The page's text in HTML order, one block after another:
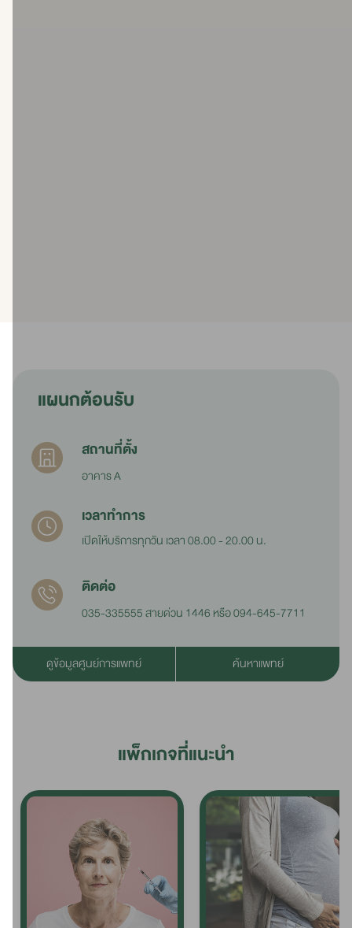
แผนกต้อนรับ
สถานที่ตั้ง
อาคาร A
เวลาทำการ
เปิดให้บริการทุกวัน เวลา 08.00 - 20.00 น.
ติดต่อ
035-335555 สายด่วน 1446 หรือ 094-645-7711
ดูข้อมูลศูนย์การแพทย์ ค้นหาแพทย์
แพ็กเกจที่แนะนำ